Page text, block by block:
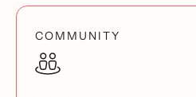
COMMUNITY